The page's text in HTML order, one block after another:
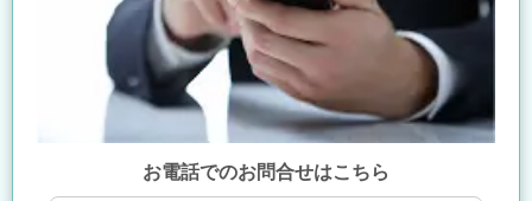
お電話でのお問合せはこちら